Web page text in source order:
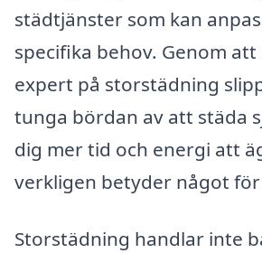
städtjänster som kan
specifika behov. Genom
expert på storstädning
tunga bördan av att städa
dig mer tid och energi att
verkligen betyder något
Storstädning handlar inte